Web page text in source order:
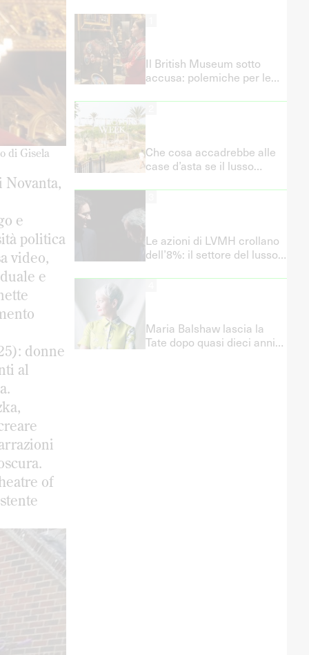
di Gisela
Novanta,
e
politica
video,
e
donne
al
of
Il British Museum sotto
accusa: polemiche per le
Che cosa accadrebbe alle
case d’asta se il lusso
vendite?
Le azioni di LVMH crollano
dell’8%: il settore del lusso
Maria Balshaw lascia la
Tate dopo quasi dieci anni